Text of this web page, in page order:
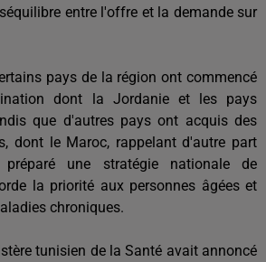
entre l'offre et la demande sur
pays de la région ont commencé
dont la Jordanie et les pays
que d'autres pays ont acquis des
dont le Maroc, rappelant d'autre part
une stratégie nationale de
la priorité aux personnes âgées et
chroniques.
tunisien de la Santé avait annoncé